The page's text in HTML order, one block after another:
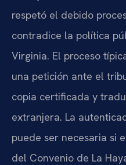
respetó el debido
contradice la política
Virginia. El proceso
una petición ante el
copia certificada y
extranjera. La
puede ser necesaria si
del Convenio de La